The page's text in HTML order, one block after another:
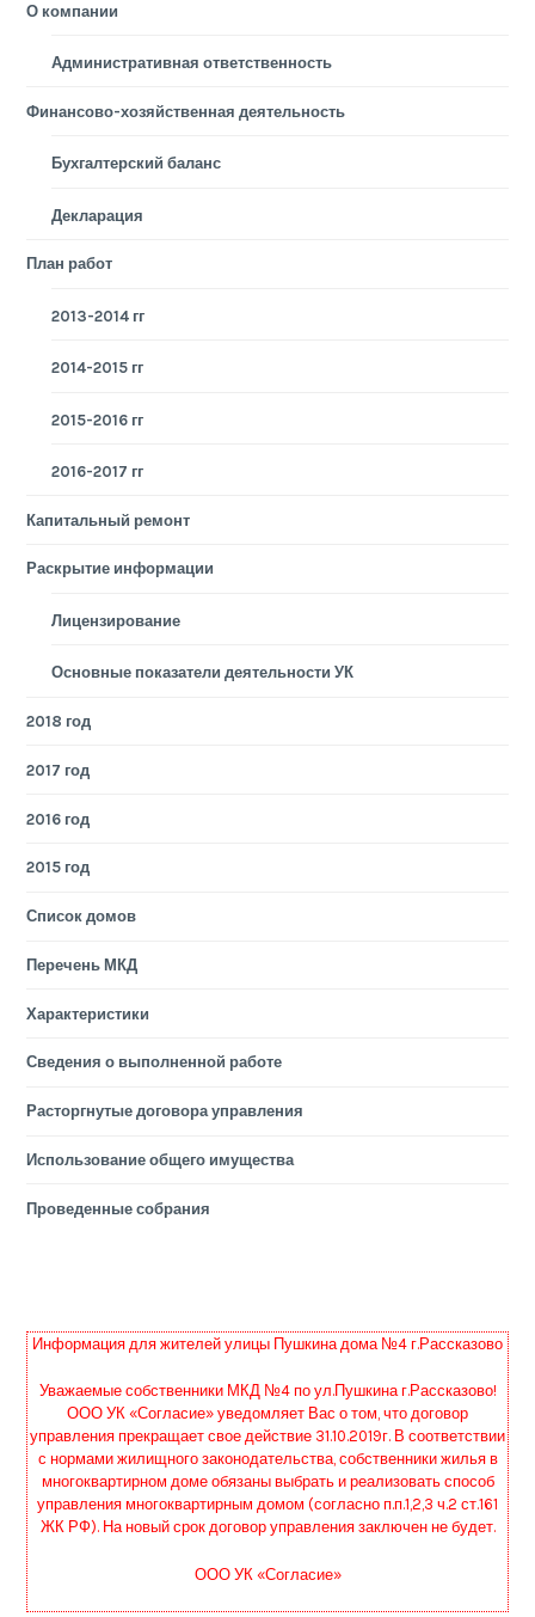
О компании
Административная ответственность
Финансово-хозяйственная деятельность
Бухгалтерский баланс
Декларация
План работ
2013-2014 гг
2014-2015 гг
2015-2016 гг
2016-2017 гг
Капитальный ремонт
Раскрытие информации
Лицензирование
Основные показатели деятельности УК
2018 год
2017 год
2016 год
2015 год
Список домов
Перечень МКД
Характеристики
Сведения о выполненной работе
Расторгнутые договора управления
Использование общего имущества
Проведенные собрания
Информация для жителей улицы Пушкина дома №4 г.Рассказово
Уважаемые собственники МКД №4 по ул.Пушкина г.Рассказово!
ООО УК «Согласие» уведомляет Вас о том, что договор
управления прекращает свое действие 31.10.2019г. В соответствии
с нормами жилищного законодательства, собственники жилья в
многоквартирном доме обязаны выбрать и реализовать способ
управления многоквартирным домом (согласно п.п.1,2,3 ч.2 ст.161
ЖК РФ). На новый срок договор управления заключен не будет.
ООО УК «Согласие»